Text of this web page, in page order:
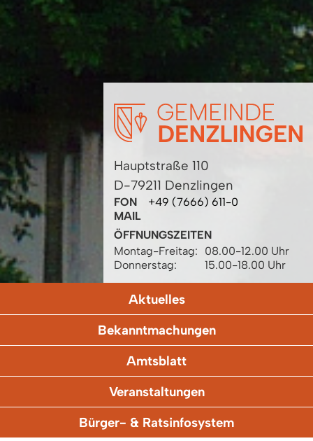
Hauptstraße 110
D-79211 Denzlingen
FON
+49 (7666) 611-0
MAIL
ÖFFNUNGSZEITEN
Montag-Freitag:
08.00-12.00 Uhr
Donnerstag:
15.00-18.00 Uhr
Aktuelles
Bekanntmachungen
Amtsblatt
Veranstaltungen
Bürger- & Ratsinfosystem